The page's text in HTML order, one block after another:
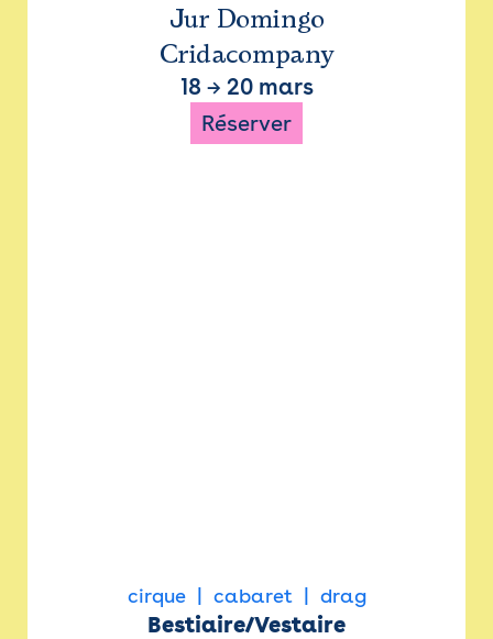
Jur Domingo
Cridacompany
18 → 20 mars
Réserver
cirque cabaret drag
Bestiaire/Vestaire